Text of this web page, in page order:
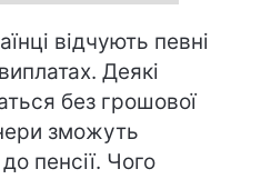
відчують певні
Деякі
без грошової
зможуть
пенсії. Чого